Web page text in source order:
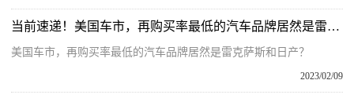
当前速递！美国车市，再购买率最低的汽车品牌居然是雷克萨斯和日产？
美国车市，再购买率最低的汽车品牌居然是雷克萨斯和日产？
2023/02/09